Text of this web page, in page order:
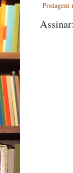
Postagem
Assinar: